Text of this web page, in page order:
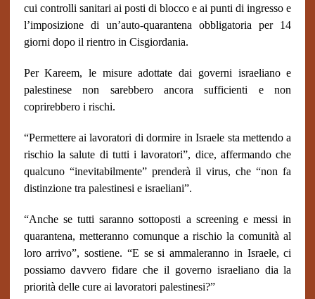
cui controlli sanitari ai posti di blocco e ai punti di ingresso e
l’imposizione di un’auto-quarantena obbligatoria per 14
giorni dopo il rientro in Cisgiordania.
Per Kareem, le misure adottate dai governi israeliano e
palestinese non sarebbero ancora sufficienti e non
coprirebbero i rischi.
“Permettere ai lavoratori di dormire in Israele sta mettendo a
rischio la salute di tutti i lavoratori”, dice, affermando che
qualcuno “inevitabilmente” prenderà il virus, che “non fa
distinzione tra palestinesi e israeliani”.
“Anche se tutti saranno sottoposti a screening e messi in
quarantena, metteranno comunque a rischio la comunità al
loro arrivo”, sostiene. “E se si ammaleranno in Israele, ci
possiamo davvero fidare che il governo israeliano dia la
priorità delle cure ai lavoratori palestinesi?”